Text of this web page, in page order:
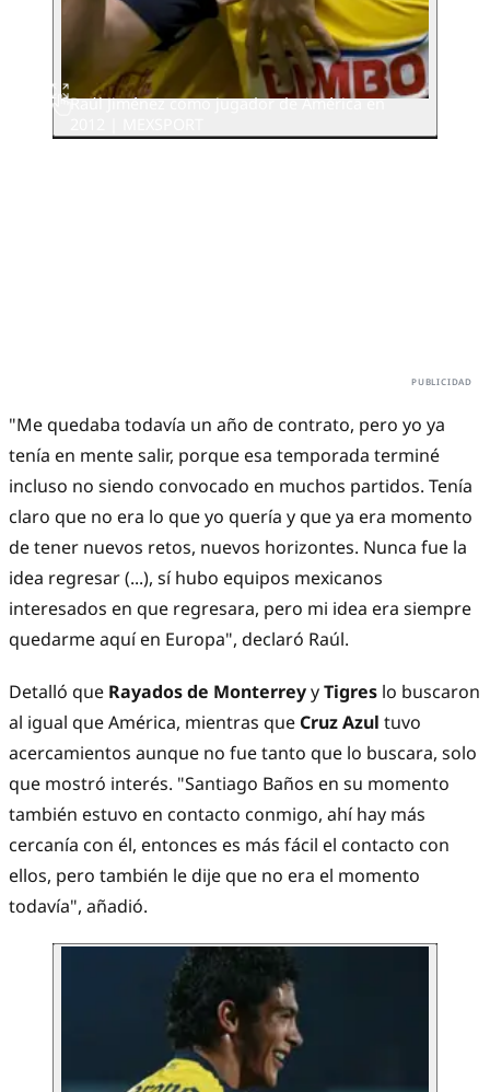
Raúl Jiménez como jugador de América en
"Me quedaba todavía un año de contrato, pero yo ya
tenía en mente salir, porque esa temporada terminé
incluso no siendo convocado en muchos partidos. Tenía
claro que no era lo que yo quería y que ya era momento
de tener nuevos retos, nuevos horizontes. Nunca fue la
idea regresar (...), sí hubo equipos mexicanos
interesados en que regresara, pero mi idea era siempre
quedarme aquí en Europa", declaró Raúl.
Detalló que Rayados de MonterreyyTigres lo buscaron
al igual que América, mientras que Cruz Azul tuvo
acercamientos aunque no fue tanto que lo buscara, solo
que mostró interés. "Santiago Baños en su momento
también estuvo en contacto conmigo, ahí hay más
cercanía con él, entonces es más fácil el contacto con
ellos, pero también le dije que no era el momento
todavía", añadió.